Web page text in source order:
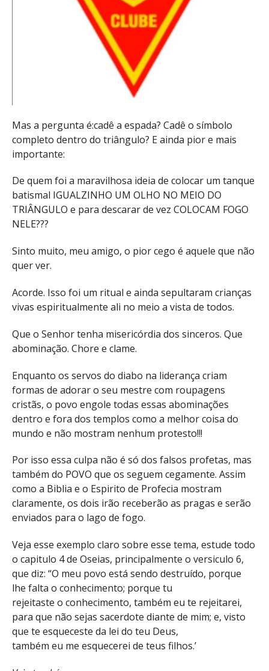
Mas a pergunta é:cadê a espada? Cadê o símbolo
completo dentro do triângulo? E ainda pior e mais
importante:
De quem foi a maravilhosa ideia de colocar um tanque
batismal IGUALZINHO UM OLHO NO MEIO DO
TRIÂNGULO e para descarar de vez COLOCAM FOGO
NELE???
Sinto muito, meu amigo, o pior cego é aquele que não
quer ver.
Acorde. Isso foi um ritual e ainda sepultaram crianças
vivas espiritualmente ali no meio a vista de todos.
Que o Senhor tenha misericórdia dos sinceros. Que
abominação. Chore e clame.
Enquanto os servos do diabo na liderança criam
formas de adorar o seu mestre com roupagens
cristãs, o povo engole todas essas abominações
dentro e fora dos templos como a melhor coisa do
mundo e não mostram nenhum protesto!!!
Por isso essa culpa não é só dos falsos profetas, mas
também do POVO que os seguem cegamente. Assim
como a Biblia e o Espirito de Profecia mostram
claramente, os dois irão receberão as pragas e serão
enviados para o lago de fogo.
Veja esse exemplo claro sobre esse tema, estude todo
o capitulo 4 de Oseias, principalmente o versiculo 6,
que diz: “O meu povo está sendo destruído, porque
lhe falta o conhecimento; porque tu
rejeitaste o conhecimento, também eu te rejeitarei,
para que não sejas sacerdote diante de mim; e, visto
que te esqueceste da lei do teu Deus,
também eu me esquecerei de teus filhos.’